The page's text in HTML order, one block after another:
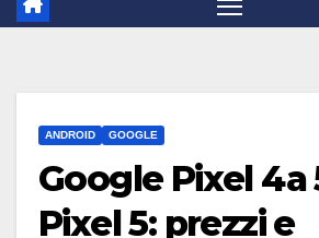
ANDROID GOOGLE
Google Pixel 4a
Pixel 5: prezzi e